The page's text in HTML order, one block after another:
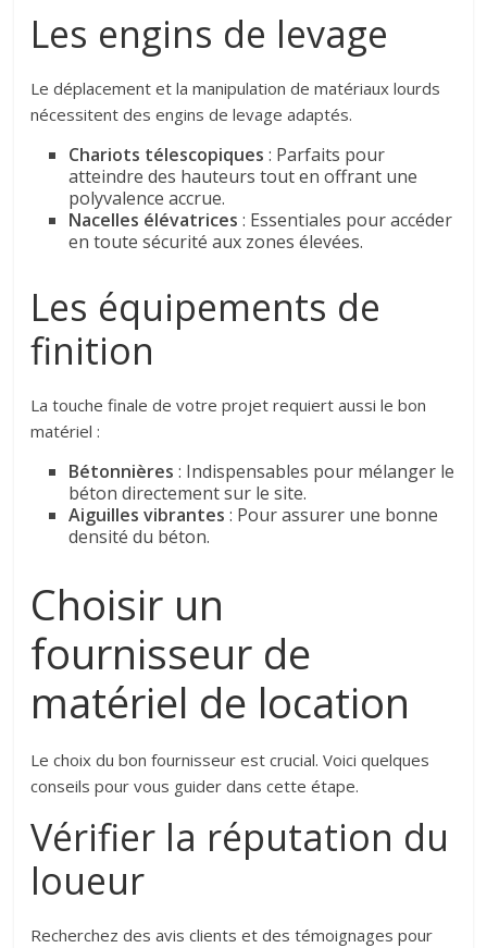
Les engins de levage
Le déplacement et la manipulation de matériaux lourds
nécessitent des engins de levage adaptés.
Chariots télescopiques : Parfaits pour
atteindre des hauteurs tout en offrant une
polyvalence accrue.
Nacelles élévatrices : Essentiales pour accéder
en toute sécurité aux zones élevées.
Les équipements de
finition
La touche finale de votre projet requiert aussi le bon
matériel :
Bétonnières : Indispensables pour mélanger le
béton directement sur le site.
Aiguilles vibrantes : Pour assurer une bonne
densité du béton.
Choisir un
fournisseur de
matériel de location
Le choix du bon fournisseur est crucial. Voici quelques
conseils pour vous guider dans cette étape.
Vérifier la réputation du
loueur
Recherchez des avis clients et des témoignages pour